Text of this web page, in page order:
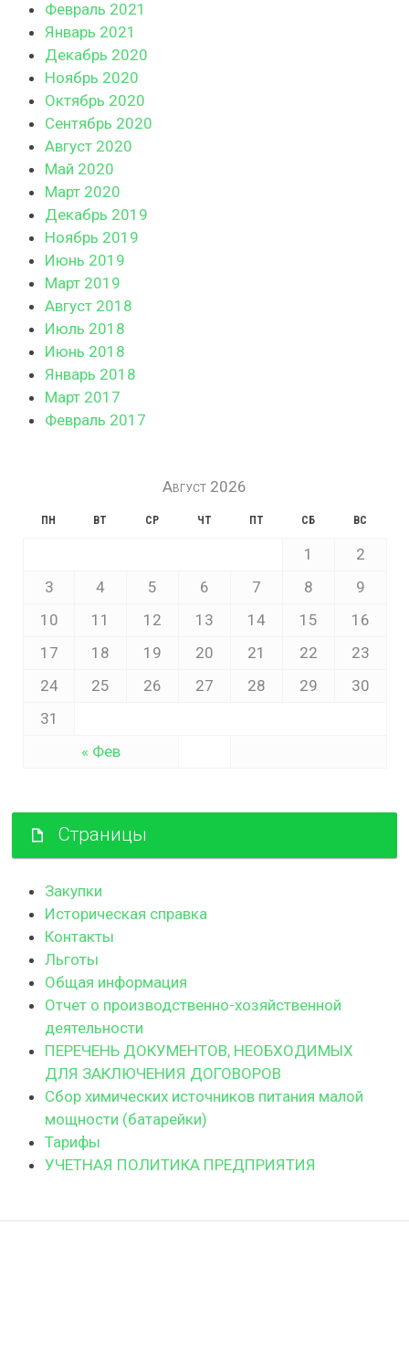
Февраль 2021
Январь 2021
Декабрь 2020
Ноябрь 2020
Октябрь 2020
Сентябрь 2020
Август 2020
Май 2020
Март 2020
Декабрь 2019
Ноябрь 2019
Июнь 2019
Март 2019
Август 2018
Июль 2018
Июнь 2018
Январь 2018
Март 2017
Февраль 2017
Август 2026
ПН ВТ СР ЧТ ПТ СБ ВС
« Фев
1
2
3
4 5 6 7 8
9
10
11 12 13 14 15
16
17
18 19 20 21 22
23
24
25 26 27 28 29
30
31
Страницы
Закупки
Историческая справка
Контакты
Льготы
Общая информация
Отчет о производственно-хозяйственной
деятельности
ПЕРЕЧЕНЬ ДОКУМЕНТОВ, НЕОБХОДИМЫХ
ДЛЯ ЗАКЛЮЧЕНИЯ ДОГОВОРОВ
Сбор химических источников питания малой
мощности (батарейки)
Тарифы
УЧЕТНАЯ ПОЛИТИКА ПРЕДПРИЯТИЯ